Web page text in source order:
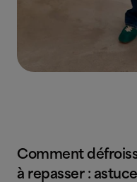
Comment
à repasser :